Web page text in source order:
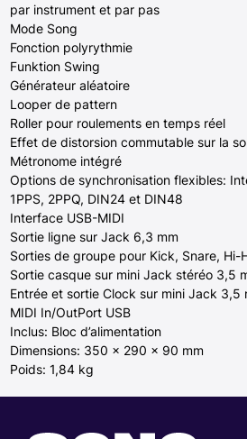
par instrument et par pas
Mode Song
Fonction polyrythmie
Funktion Swing
Générateur aléatoire
Looper de pattern
Roller pour roulements en temps réel
Effet de distorsion commutable sur la
Métronome intégré
Options de synchronisation flexibles:
1PPS, 2PPQ, DIN24 et DIN48
Interface USB-MIDI
Sortie ligne sur Jack 6,3 mm
Sorties de groupe pour Kick, Snare, Hi-
Sortie casque sur mini Jack stéréo 3,5
Entrée et sortie Clock sur mini Jack 3,5
MIDI In/OutPort USB
Inclus: Bloc d’alimentation
Dimensions: 350 x 290 x 90 mm
Poids: 1,84 kg